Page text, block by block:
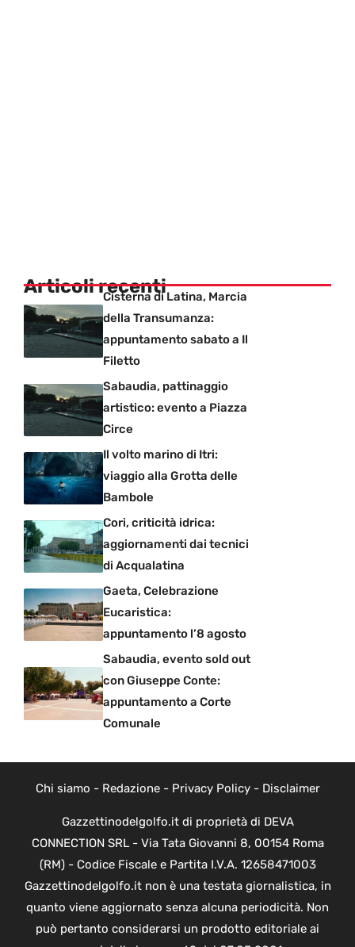
Articoli recentiCisterna di Latina, Marcia
della Transumanza:
appuntamento sabato a Il
Filetto
Sabaudia, pattinaggio
artistico: evento a Piazza
Circe
Il volto marino di Itri:
viaggio alla Grotta delle
Bambole
Cori, criticità idrica:
aggiornamenti dai tecnici
di Acqualatina
Gaeta, Celebrazione
Eucaristica:
appuntamento l’8 agosto
Sabaudia, evento sold out
con Giuseppe Conte:
appuntamento a Corte
Comunale
Chi siamo - Redazione- Privacy Policy- Disclaimer
Gazzettinodelgolfo.it di proprietà di DEVA
CONNECTION SRL - Via Tata Giovanni 8, 00154 Roma
(RM) - Codice Fiscale e Partita I.V.A. 12658471003
Gazzettinodelgolfo.it non è una testata giornalistica, in
quanto viene aggiornato senza alcuna periodicità. Non
può pertanto considerarsi un prodotto editoriale ai